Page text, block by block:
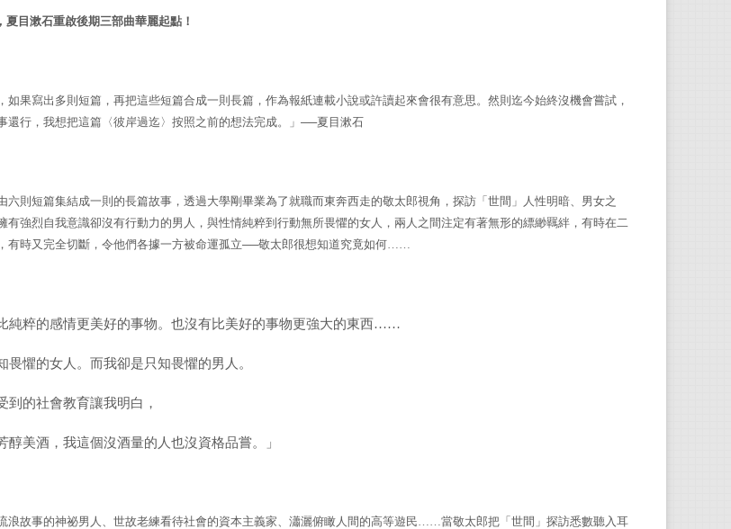
夏目漱石重啟後期三部曲華麗起點！
如果寫出多則短篇，再把這些短篇合成一則長篇，作為報紙連載小說或許讀起來會很有意思。然則迄今始終沒機會嘗試，
還行，我想把這篇〈彼岸過迄〉按照之前的想法完成。」──夏目漱石
六則短篇集結成一則的長篇故事，透過大學剛畢業為了就職而東奔西走的敬太郎視角，探訪「世間」人性明暗、男女之
有強烈自我意識卻沒有行動力的男人，與性情純粹到行動無所畏懼的女人，兩人之間注定有著無形的縹緲羈絆，有時在二
有時又完全切斷，令他們各據一方被命運孤立──敬太郎很想知道究竟如何……
純粹的感情更美好的事物。也沒有比美好的事物更強大的東西……
畏懼的女人。而我卻是只知畏懼的男人。
到的社會教育讓我明白，
醇美酒，我這個沒酒量的人也沒資格品嘗。」
浪故事的神祕男人、世故老練看待社會的資本主義家、瀟灑俯瞰人間的高等遊民……當敬太郎把「世間」探訪悉數聽入耳